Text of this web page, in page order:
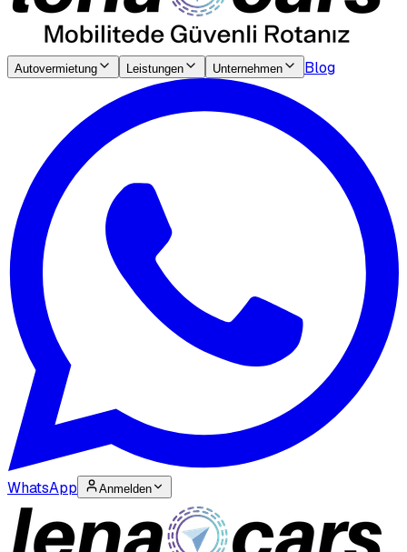
Autovermietung Leistungen Unternehmen Blog
WhatsApp Anmelden